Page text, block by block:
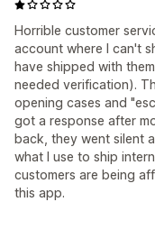
Horrible customer
account where I can't
have shipped with
needed verification).
opening cases and
got a response after
back, they went silent
what I use to ship
customers are being
this app.